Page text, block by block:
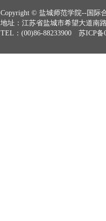
Copyright © 盐城师范学院--国际
地址：江苏省盐城市希望大道南
TEL：(00)86-88233900 苏ICP备